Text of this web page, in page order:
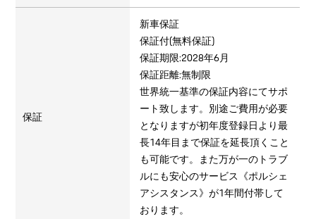
保証
新車保証
保証付(無料保証)
保証期限:2028年6月
保証距離:無制限
世界統一基準の保証内容にてサポ
ート致します。別途ご費用が必要
となりますが初年度登録日より最
長14年目まで保証を延長頂くこと
も可能です。また万が一のトラブ
ルにも安心のサービス《ポルシェ
アシスタンス》が1年間付帯して
おります。